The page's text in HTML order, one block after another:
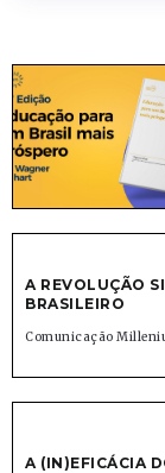
A REVOLUÇÃO
BRASILEIRO
Comunicação
A (IN)EFICÁCIA